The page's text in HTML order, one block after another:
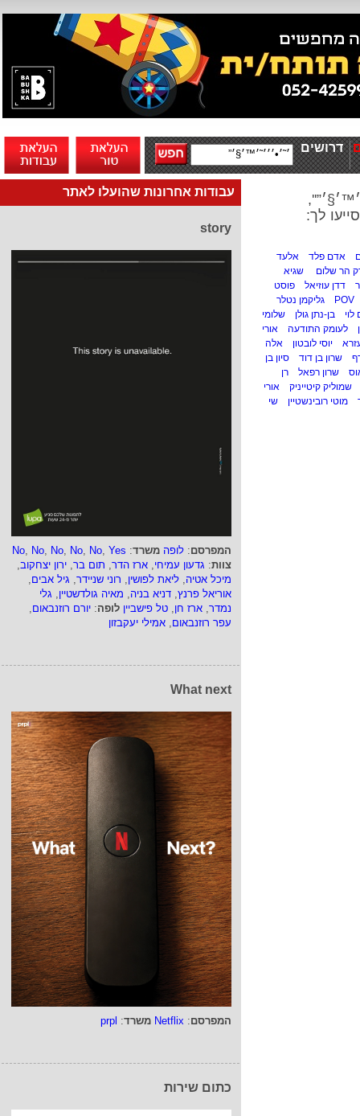
דרושים
עבודות אחרונות שהועלו לאתר
story
המפרסם: לופה משרד:
No, No, No, No, No, Yes
צוות: גדעון עמיחי, ארז הדר, תום בר, ירון יצחקוב,
מיכל אטיה, ליאת לפושין, רוני שניידר, גיל אבים,
אוריאל פרנץ, דניא בניה, מאיה גולדשטיין, גלי
נמדר, ארז חן, טל פישביין לופה: יורם רוזנבאום,
עפר רוזנבאום, אמילי יעקבזון
What next
המפרסם:
Netflix משרד:
prpl
כתום שירות
לך:
אדם פלד
אלעד
הר שלום
שגיא
דדן עוזיאל
פוסט
POV
גליקמן נטלר
בן-נתן גולן
שלומי
לעומק התודעה
אורי
יוסי לובטון
אלה
שרון בן דוד
סיון בן
שרון רפאל
רן
שמוליק קיטייניק
אורי
מוטי רובינשטיין שי